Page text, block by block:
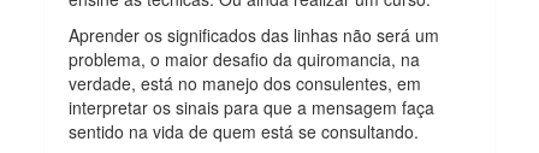
Aprender os significados das linhas não será um
problema, o maior desafio da quiromancia, na
verdade, está no manejo dos consulentes, em
interpretar os sinais para que a mensagem faça
sentido na vida de quem está se consultando.